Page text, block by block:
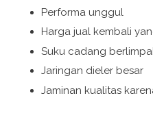
Performa unggul
Harga jual kembali
Suku cadang
Jaringan dieler besar
Jaminan kualitas